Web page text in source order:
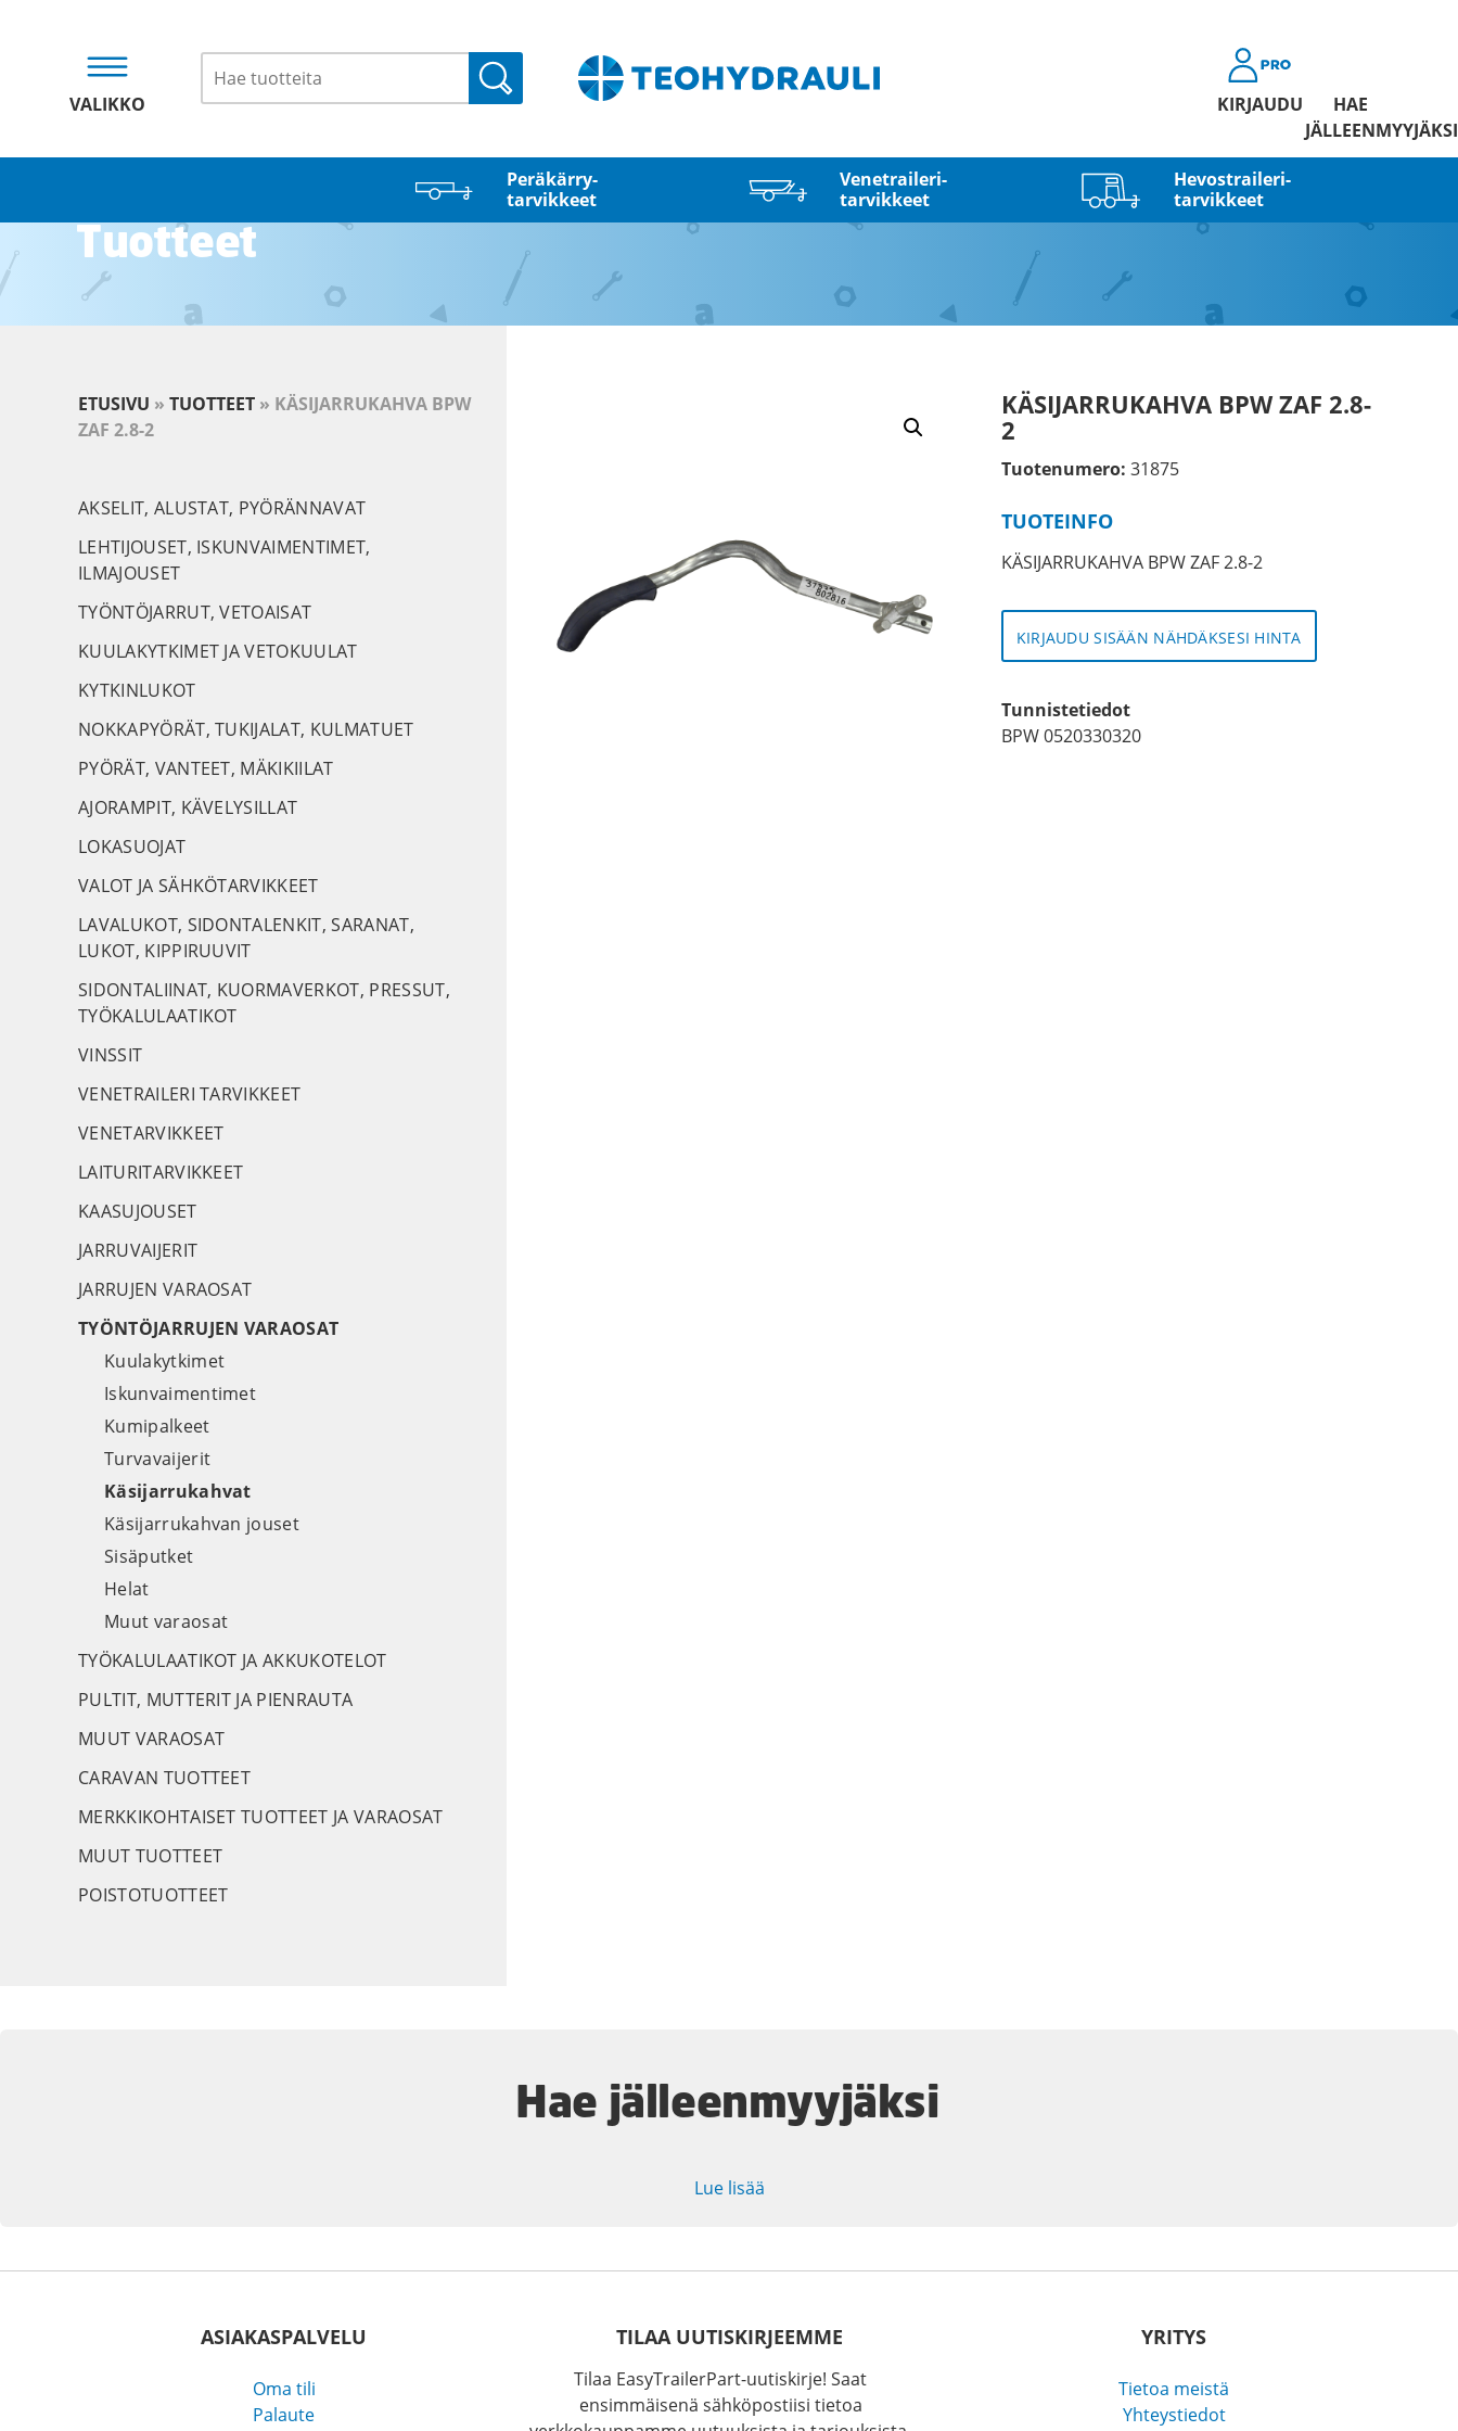
VALIKKO
Haku
KIRJAUDU
HAE
JÄLLEENMYYJÄKSI
Peräkärry­
tarvikkeet
Venetraileri­
tarvikkeet
Hevostraileri­
tarvikkeet
Tuotteet
KÄSIJARRUKAHVA BPW ZAF 2.8-
2
Tuotenumero: 31875
TUOTEINFO
KÄSIJARRUKAHVA BPW ZAF 2.8-2
KIRJAUDU SISÄÄN NÄHDÄKSESI HINTA
Tunnistetiedot
BPW 0520330320
ETUSIVU » TUOTTEET » KÄSIJARRUKAHVA BPW
ZAF 2.8-2
AKSELIT, ALUSTAT, PYÖRÄNNAVAT
LEHTIJOUSET, ISKUNVAIMENTIMET,
ILMAJOUSET
TYÖNTÖJARRUT, VETOAISAT
KUULAKYTKIMET JA VETOKUULAT
KYTKINLUKOT
NOKKAPYÖRÄT, TUKIJALAT, KULMATUET
PYÖRÄT, VANTEET, MÄKIKIILAT
AJORAMPIT, KÄVELYSILLAT
LOKASUOJAT
VALOT JA SÄHKÖTARVIKKEET
LAVALUKOT, SIDONTALENKIT, SARANAT,
LUKOT, KIPPIRUUVIT
SIDONTALIINAT, KUORMAVERKOT, PRESSUT,
TYÖKALULAATIKOT
VINSSIT
VENETRAILERI TARVIKKEET
VENETARVIKKEET
LAITURITARVIKKEET
KAASUJOUSET
JARRUVAIJERIT
JARRUJEN VARAOSAT
TYÖNTÖJARRUJEN VARAOSAT
Kuulakytkimet
Iskunvaimentimet
Kumipalkeet
Turvavaijerit
Käsijarrukahvat
Käsijarrukahvan jouset
Sisäputket
Helat
Muut varaosat
TYÖKALULAATIKOT JA AKKUKOTELOT
PULTIT, MUTTERIT JA PIENRAUTA
MUUT VARAOSAT
CARAVAN TUOTTEET
MERKKIKOHTAISET TUOTTEET JA VARAOSAT
MUUT TUOTTEET
POISTOTUOTTEET
Hae jälleenmyyjäksi
Lue lisää
ASIAKASPALVELU
Oma tili
Palaute
YRITYS
Tietoa meistä
Yhteystiedot
TILAA UUTISKIRJEEMME
Tilaa EasyTrailerPart-uutiskirje! Saat
ensimmäisenä sähköpostiisi tietoa